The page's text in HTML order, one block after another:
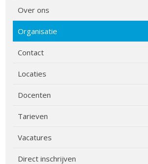
Over ons
Organisatie
Contact
Locaties
Docenten
Tarieven
Vacatures
Direct inschrijven